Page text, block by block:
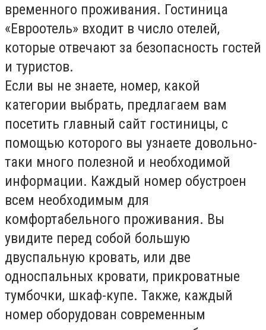
временного проживания. Гостиница
«Евроотель» входит в число отелей,
которые отвечают за безопасность гостей
и туристов.
Если вы не знаете, номер, какой
категории выбрать, предлагаем вам
посетить главный сайт гостиницы, с
помощью которого вы узнаете довольно-
таки много полезной и необходимой
информации. Каждый номер обустроен
всем необходимым для
комфортабельного проживания. Вы
увидите перед собой большую
двуспальную кровать, или две
односпальных кровати, прикроватные
тумбочки, шкаф-купе. Также, каждый
номер оборудован современным